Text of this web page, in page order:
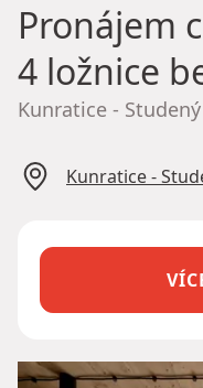
Pronájem
4 ložnice
Kunratice -
Kunratice -